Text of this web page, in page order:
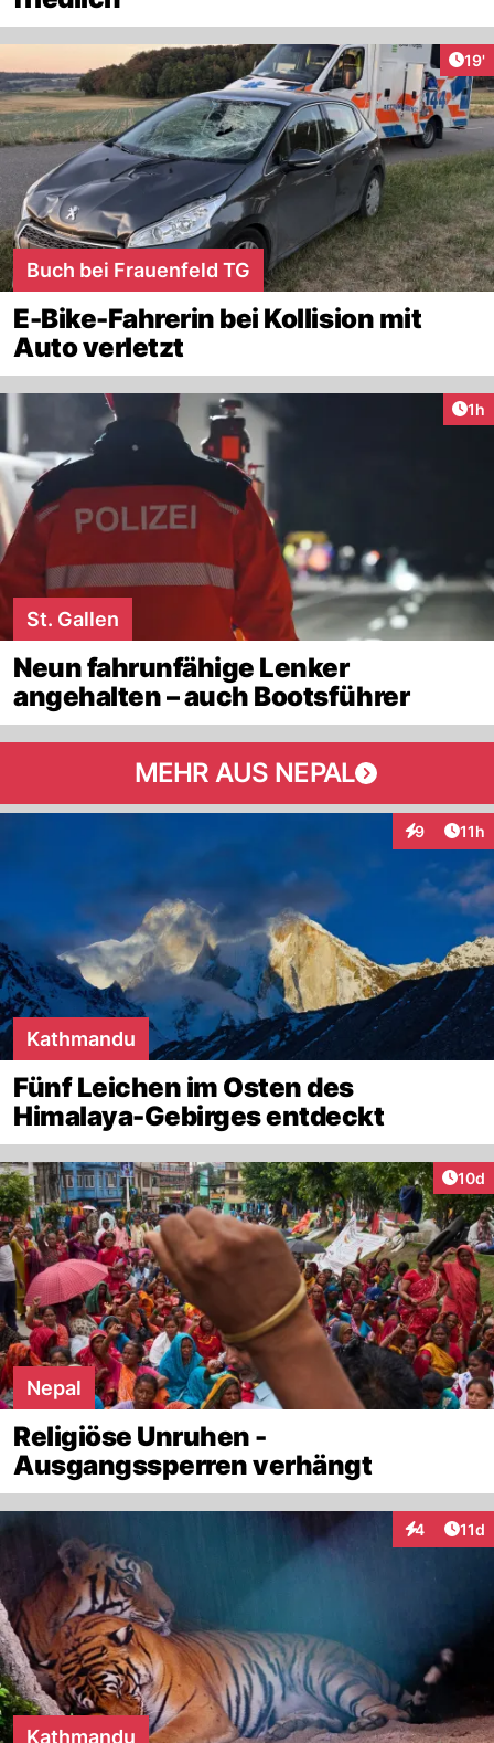
19'
Buch bei Frauenfeld TG
E-Bike-Fahrerin bei Kollision mit
Auto verletzt
1h
St. Gallen
Neun fahrunfähige Lenker
angehalten – auch Bootsführer
MEHR AUS NEPAL
9 11h
Kathmandu
Fünf Leichen im Osten des
Himalaya-Gebirges entdeckt
10d
Nepal
Religiöse Unruhen -
Ausgangssperren verhängt
4 11d
Kathmandu